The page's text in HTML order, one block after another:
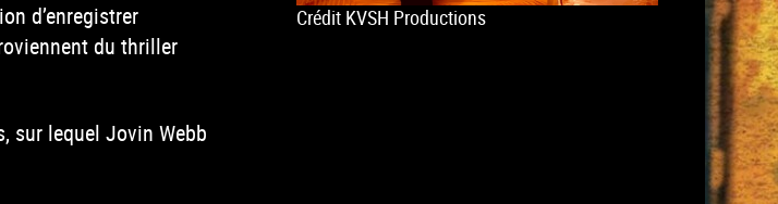
d’enregistrer
du thriller
sur lequel Jovin Webb
Crédit KVSH Productions